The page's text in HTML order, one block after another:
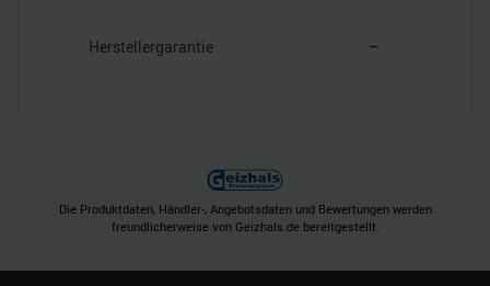
Herstellergarantie –
Die Produktdaten, Händler-, Angebotsdaten und Bewertungen werden
freundlicherweise von Geizhals.de bereitgestellt.